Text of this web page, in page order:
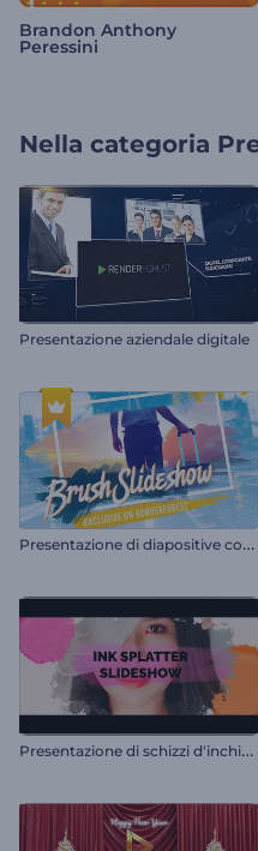
Brandon Anthony
Peressini
Nella categoria
Presentazione aziendale digitale
P
resentazione di diapositive con pennellate grunge
P
resentazione di schizzi d'inchiostro